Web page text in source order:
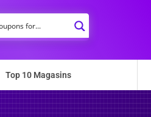
Top 10 Magasins